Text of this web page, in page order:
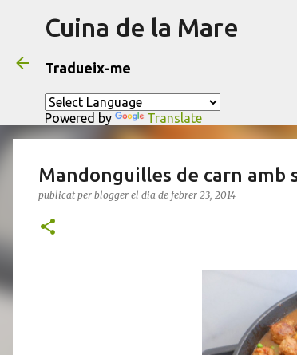
Cuina de la Mare
Tradueix-me
Powered by Translate
Mandonguilles de carn amb
publicat per blogger el dia de febrer 23, 2014